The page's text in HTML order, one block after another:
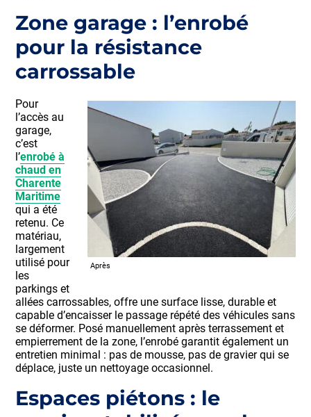
Zone garage : l’enrobé
pour la résistance
carrossable
Après
Pour
l’accès au
garage,
c’est
l’enrobé à
chaud en
Charente
Maritime
qui a été
retenu. Ce
matériau,
largement
utilisé pour
les
parkings et
allées carrossables, offre une surface lisse, durable et
capable d’encaisser le passage répété des véhicules sans
se déformer. Posé manuellement après terrassement et
empierrement de la zone, l’enrobé garantit également un
entretien minimal : pas de mousse, pas de gravier qui se
déplace, juste un nettoyage occasionnel.
Espaces piétons : le